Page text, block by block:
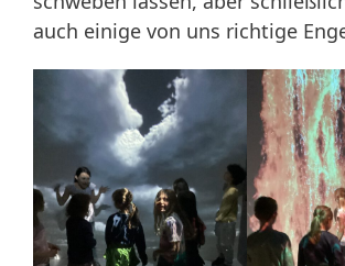
auch einige von uns richtige